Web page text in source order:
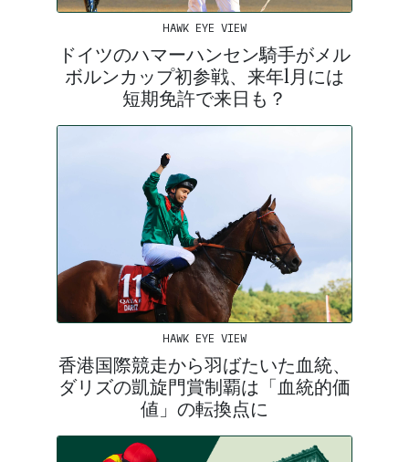
HAWK EYE VIEW
ドイツのハマーハンセン騎手がメル
ボルンカップ初参戦、来年1月には
短期免許で来日も？
HAWK EYE VIEW
香港国際競走から羽ばたいた血統、
ダリズの凱旋門賞制覇は「血統的価
値」の転換点に